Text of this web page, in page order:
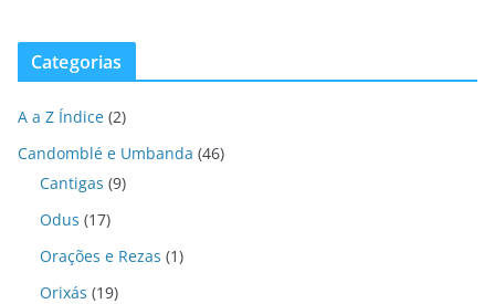
Categorias
A a Z Índice (2)
Candomblé e Umbanda (46)
Cantigas (9)
Odus (17)
Orações e Rezas (1)
Orixás (19)